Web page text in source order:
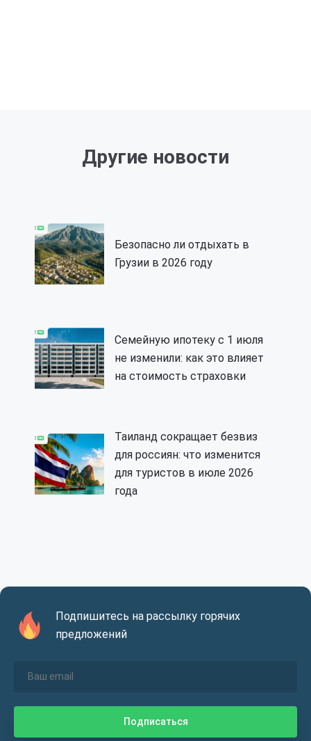
Другие новости
Безопасно ли отдыхать в
Грузии в 2026 году
Семейную ипотеку с 1 июля
не изменили: как это влияет
на стоимость страховки
Таиланд сокращает безвиз
для россиян: что изменится
для туристов в июле 2026
года
Подпишитесь на рассылку горячих
предложений